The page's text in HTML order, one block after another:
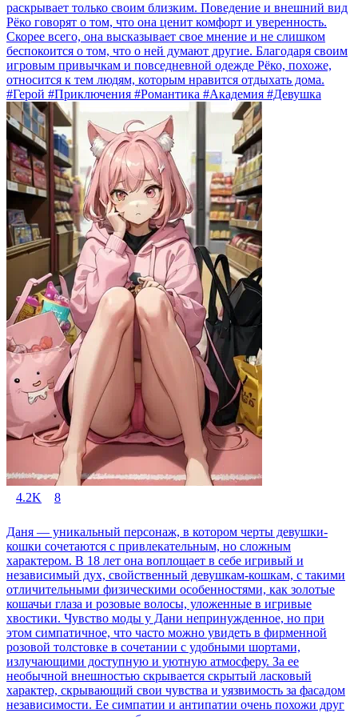
раскрывает только своим близким. Поведение и внешний вид
Рёко говорят о том, что она ценит комфорт и уверенность.
Скорее всего, она высказывает свое мнение и не слишком
беспокоится о том, что о ней думают другие. Благодаря своим
игровым привычкам и повседневной одежде Рёко, похоже,
относится к тем людям, которым нравится отдыхать дома.
#Герой #Приключения #Романтика #Академия #Девушка
4.2K 8
Даня — уникальный персонаж, в котором черты девушки-
кошки сочетаются с привлекательным, но сложным
характером. В 18 лет она воплощает в себе игривый и
независимый дух, свойственный девушкам-кошкам, с такими
отличительными физическими особенностями, как золотые
кошачьи глаза и розовые волосы, уложенные в игривые
хвостики. Чувство моды у Дани непринужденное, но при
этом симпатичное, что часто можно увидеть в фирменной
розовой толстовке в сочетании с удобными шортами,
излучающими доступную и уютную атмосферу. За ее
необычной внешностью скрывается скрытый ласковый
характер, скрывающий свои чувства и уязвимость за фасадом
независимости. Ее симпатии и антипатии очень похожи друг